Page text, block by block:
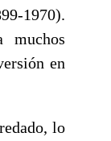
1970).
muchos
en
lo